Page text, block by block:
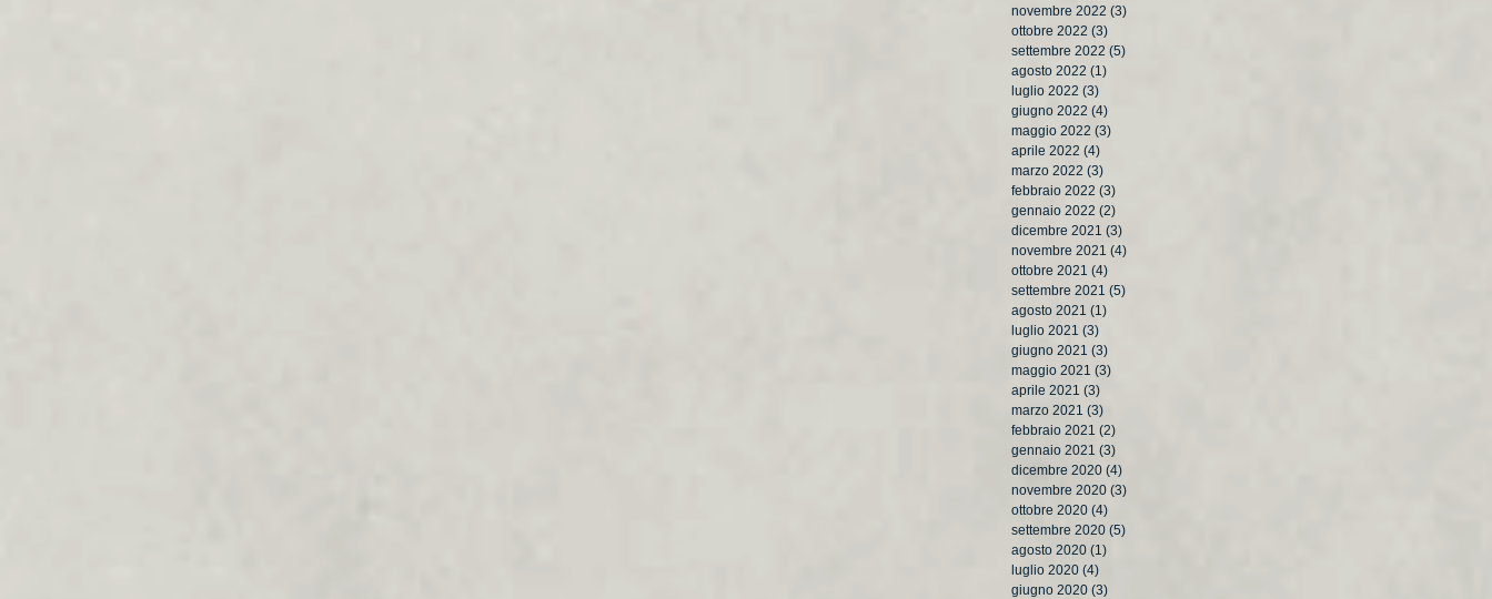
novembre 2022 (3)
ottobre 2022 (3)
settembre 2022 (5)
agosto 2022 (1)
luglio 2022 (3)
giugno 2022 (4)
maggio 2022 (3)
aprile 2022 (4)
marzo 2022 (3)
febbraio 2022 (3)
gennaio 2022 (2)
dicembre 2021 (3)
novembre 2021 (4)
ottobre 2021 (4)
settembre 2021 (5)
agosto 2021 (1)
luglio 2021 (3)
giugno 2021 (3)
maggio 2021 (3)
aprile 2021 (3)
marzo 2021 (3)
febbraio 2021 (2)
gennaio 2021 (3)
dicembre 2020 (4)
novembre 2020 (3)
ottobre 2020 (4)
settembre 2020 (5)
agosto 2020 (1)
luglio 2020 (4)
giugno 2020 (3)